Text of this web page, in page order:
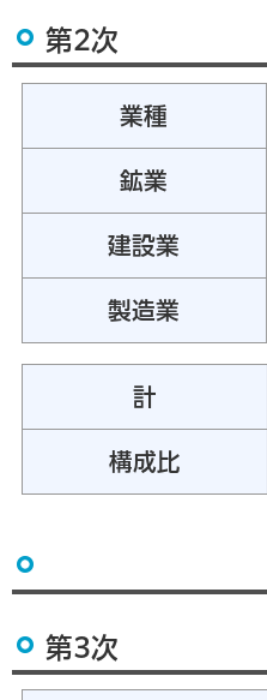
第2次
業種
鉱業
建設業
製造業
計
構成比
第3次